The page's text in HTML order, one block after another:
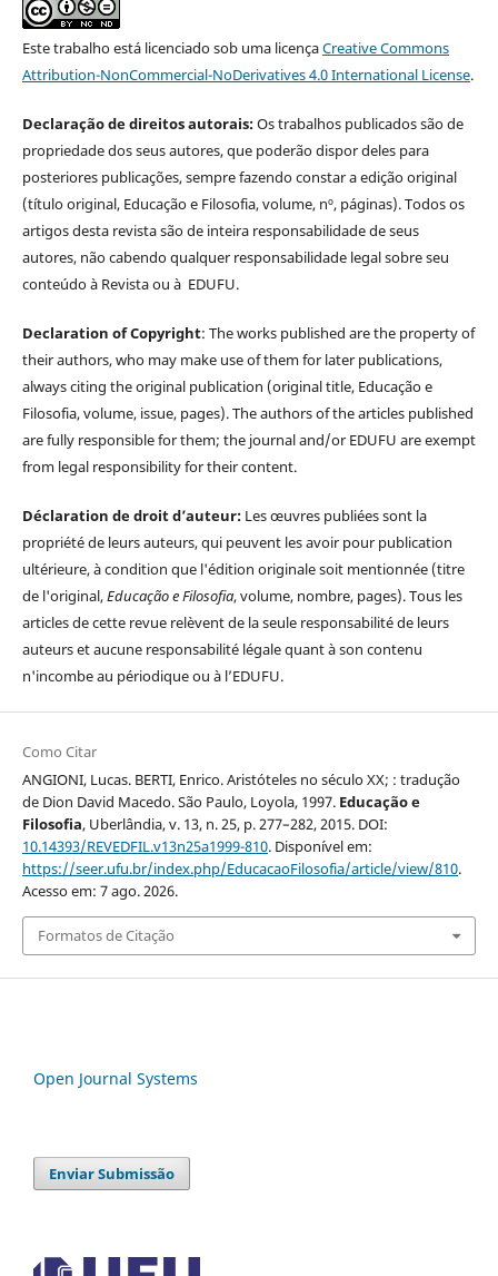
Este trabalho está licenciado sob uma licençaCreative Commons
Attribution-NonCommercial-NoDerivatives 4.0 International License.
Declaração de direitos autorais:Os trabalhos publicados são de
propriedade dos seus autores, que poderão dispor deles para
posteriores publicações, sempre fazendo constar a edição original
(título original, Educação e Filosofia, volume, nº, páginas). Todos os
artigos desta revista são de inteira responsabilidade de seus
autores, não cabendo qualquer responsabilidade legal sobre seu
conteúdo à Revista ou à EDUFU.
Declaration of Copyright: The works published are the property of
their authors, who may make use of them for later publications,
always citing the original publication (original title, Educação e
Filosofia, volume, issue, pages). The authors of the articles published
are fully responsible for them; the journal and/or EDUFU are exempt
from legal responsibility for their content.
Déclaration de droit d’auteur: Les œuvres publiées sont la
propriété de leurs auteurs, qui peuvent les avoir pour publication
ultérieure, à condition que l'édition originale soit mentionnée (titre
de l'original,Educação e Filosofia, volume, nombre, pages). Tous les
articles de cette revue relèvent de la seule responsabilité de leurs
auteurs et aucune responsabilité légale quant à son contenu
n'incombe au périodique ou à l’EDUFU.
Como Citar
ANGIONI, Lucas. BERTI, Enrico. Aristóteles no século XX; : tradução
de Dion David Macedo. São Paulo, Loyola, 1997. Educação e
Filosofia, Uberlândia, v. 13, n. 25, p. 277–282, 2015. DOI:
10.14393/REVEDFIL.v13n25a1999-810. Disponível em:
https://seer.ufu.br/index.php/EducacaoFilosofia/article/view/810.
Acesso em: 7 ago. 2026.
Formatos de Citação
Open Journal Systems
Enviar Submissão